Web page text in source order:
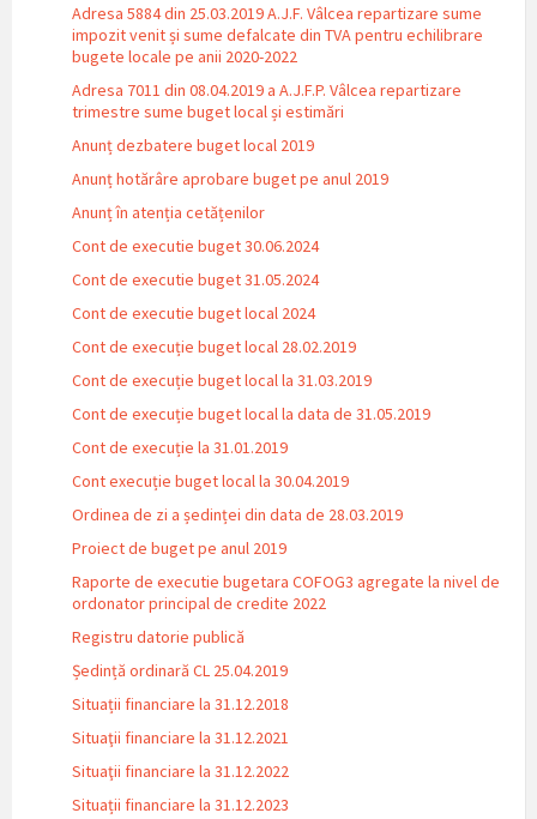
Adresa 5884 din 25.03.2019 A.J.F. Vâlcea repartizare sume
impozit venit și sume defalcate din TVA pentru echilibrare
bugete locale pe anii 2020-2022
Adresa 7011 din 08.04.2019 a A.J.F.P. Vâlcea repartizare
trimestre sume buget local și estimări
Anunț dezbatere buget local 2019
Anunț hotărâre aprobare buget pe anul 2019
Anunț în atenția cetățenilor
Cont de executie buget 30.06.2024
Cont de executie buget 31.05.2024
Cont de executie buget local 2024
Cont de execuție buget local 28.02.2019
Cont de execuție buget local la 31.03.2019
Cont de execuție buget local la data de 31.05.2019
Cont de execuție la 31.01.2019
Cont execuție buget local la 30.04.2019
Ordinea de zi a ședinței din data de 28.03.2019
Proiect de buget pe anul 2019
Raporte de executie bugetara COFOG3 agregate la nivel de
ordonator principal de credite 2022
Registru datorie publică
Ședință ordinară CL 25.04.2019
Situații financiare la 31.12.2018
Situaţii financiare la 31.12.2021
Situaţii financiare la 31.12.2022
Situații financiare la 31.12.2023